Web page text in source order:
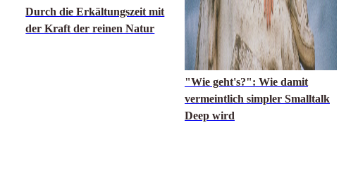
Durch die Erkältungszeit mit
der Kraft der reinen Natur
"Wie geht's?": Wie damit
vermeintlich simpler Smalltalk
Deep wird